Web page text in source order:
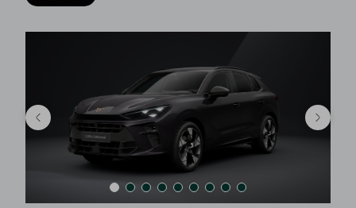
Oryginalne części zamienne